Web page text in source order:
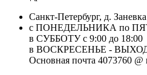
Санкт-Петербург, д.
с ПОНЕДЕЛЬНИКА по
в СУББОТУ с 9:00 до 18:00
в ВОСКРЕСЕНЬЕ -
Основная почта 4073760 @